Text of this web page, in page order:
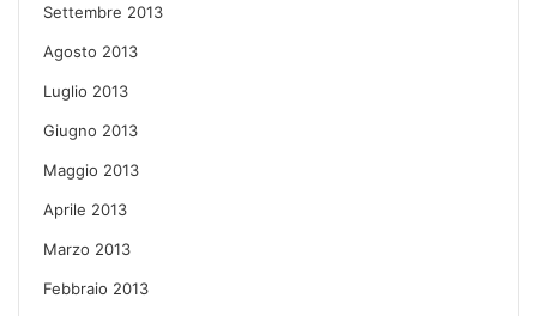
Settembre 2013
Agosto 2013
Luglio 2013
Giugno 2013
Maggio 2013
Aprile 2013
Marzo 2013
Febbraio 2013